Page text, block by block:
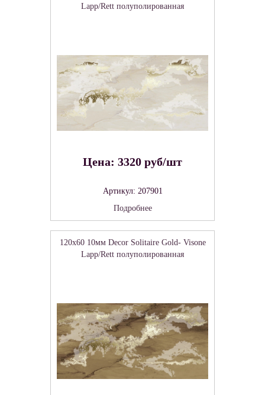
Lapp/Rett полуполированная
Цена: 3320 руб/шт
Артикул: 207901
Подробнее
120x60 10мм Decor Solitaire Gold- Visone
Lapp/Rett полуполированная